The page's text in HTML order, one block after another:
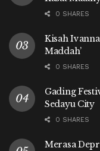
0 SHARES
Kisah
Maddah’
0 SHARES
Gading
Sedayu City
0 SHARES
Merasa